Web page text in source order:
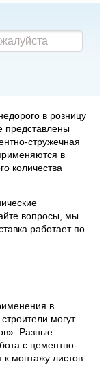
в розницу
представлены
стружечная
в
количества
вопросы, мы
работает по
в
могут
Разные
с цементно-
к монтажу листов.